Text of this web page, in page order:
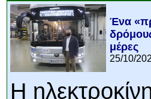
Ένα
μέρες
25/10/
Η